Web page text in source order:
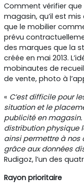
Comment vérifier
magasin, qu’il est
que le mobilier
prévu
des marques que la
créée en mai 2013.
mobinautes de
de vente, photo à
« C’est difficile pour
situation et le
publicité en
distribution physique
ainsi permettre à nos
grâce aux données
Rudigoz, l’un des
Rayon prioritaire